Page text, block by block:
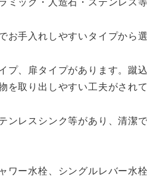
手入れしやすいタイプから選
プ、扉タイプがあります。蹴
を取り出しやすい工夫がされ
ンレスシンク等があり、清潔
ワー水栓、シングルレバー水